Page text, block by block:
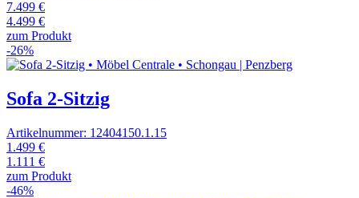
7.499 €
4.499 €
zum Produkt
-26%
Sofa 2-Sitzig
Artikelnummer: 12404150.1.15
1.499 €
1.111 €
zum Produkt
-46%